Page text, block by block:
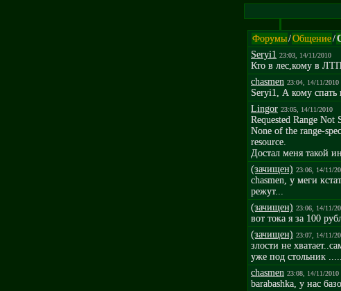
Форумы/Общение/
Seryi1 23:03, 14/11/2010
Кто в лес,кому в
chasmen 23:04, 14/11/2010
Seryi1, А кому спать
Lingor 23:05, 14/11/2010
Requested Range Not
None of the range-
resource.
Достал меня такой
(зачищен) 23:06, 14/11/
chasmen, у меги
режут...
(зачищен) 23:06, 14/11/
вот тока я за 100
(зачищен) 23:07, 14/11/
злости не
уже под стольник
chasmen 23:08, 14/11/2010
barabashka, у нас